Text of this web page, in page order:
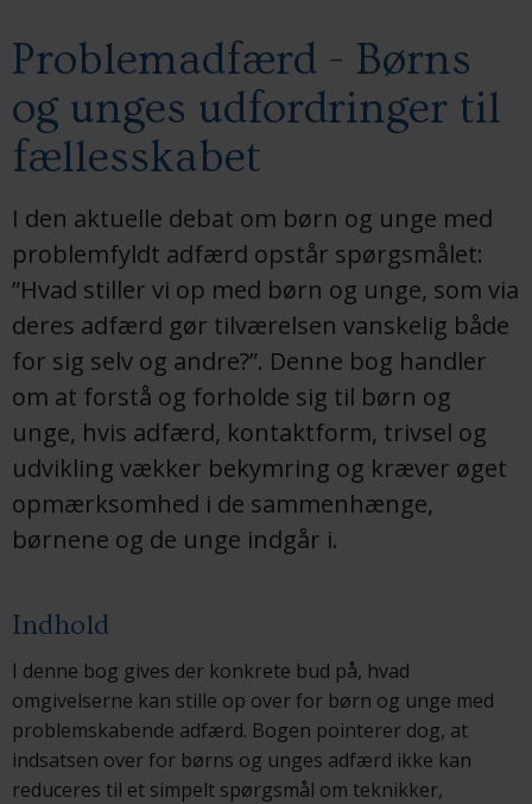
Problemadfærd - Børns
og unges udfordringer til
fællesskabet
I den aktuelle debat om børn og unge med
problemfyldt adfærd opstår spørgsmålet:
”Hvad stiller vi op med børn og unge, som via
deres adfærd gør tilværelsen vanskelig både
for sig selv og andre?”. Denne bog handler
om at forstå og forholde sig til børn og
unge, hvis adfærd, kontaktform, trivsel og
udvikling vækker bekymring og kræver øget
opmærksomhed i de sammenhænge,
børnene og de unge indgår i.
Indhold
I denne bog gives der konkrete bud på, hvad
omgivelserne kan stille op over for børn og unge med
problemskabende adfærd. Bogen pointerer dog, at
indsatsen over for børns og unges adfærd ikke kan
reduceres til et simpelt spørgsmål om teknikker,